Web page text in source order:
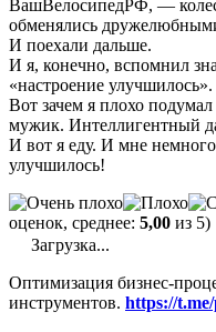
ВашВелосипедРФ, —
обменялись
И поехали дальше.
И я, конечно, вспомнил
«настроение улучшилось».
Вот зачем я плохо
мужик. Интеллигентный
И вот я еду. И мне
улучшилось!
оценок, среднее: 5,00 из 5)
Загрузка...
Оптимизация бизнес-
инструментов. https://